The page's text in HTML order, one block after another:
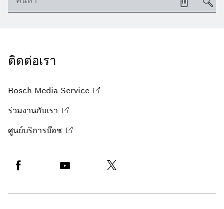
ติดต่อเรา
Bosch Media Service
ร่วมงานกับเรา
ศูนย์บริการบ๊อช